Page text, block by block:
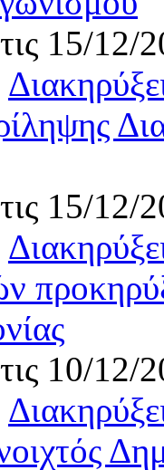
15/12/
15/12/
10/12/